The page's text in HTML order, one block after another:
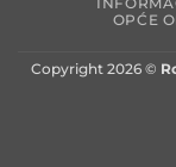
OPĆE
Copyright 2026 ©